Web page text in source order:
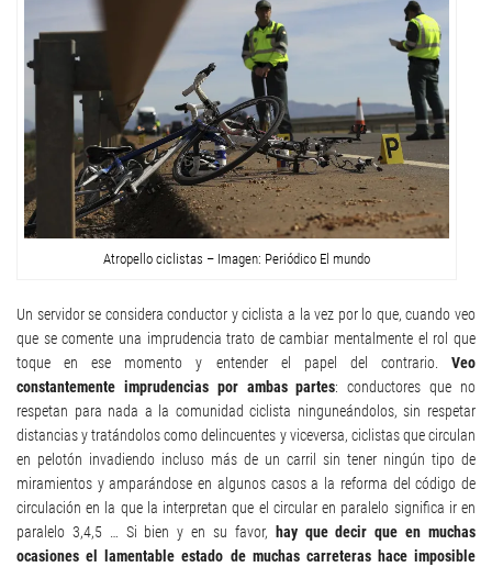
Atropello ciclistas – Imagen: Periódico El mundo
Un servidor se considera conductor y ciclista a la vez por lo que, cuando veo
que se comente una imprudencia trato de cambiar mentalmente el rol que
toque en ese momento y entender el papel del contrario. Veo
constantemente imprudencias por ambas partes: conductores que no
respetan para nada a la comunidad ciclista ninguneándolos, sin respetar
distancias y tratándolos como delincuentes y viceversa, ciclistas que circulan
en pelotón invadiendo incluso más de un carril sin tener ningún tipo de
miramientos y amparándose en algunos casos a la reforma del código de
circulación en la que la interpretan que el circular en paralelo significa ir en
paralelo 3,4,5 … Si bien y en su favor,
hay que decir que en muchas
ocasiones el lamentable estado de muchas carreteras hace imposible